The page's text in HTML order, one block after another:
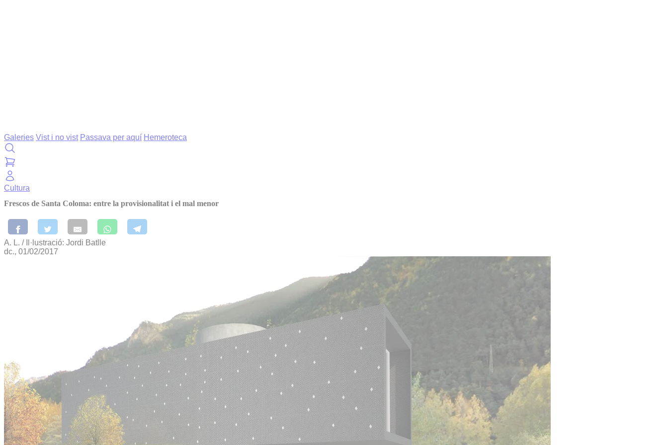
Galeries Vist i no vist Passava per aquí Hemeroteca
Cultura
Frescos de Santa Coloma: entre la provisionalitat i el mal menor
A. L. / Il·lustració: Jordi Batlle
dc., 01/02/2017